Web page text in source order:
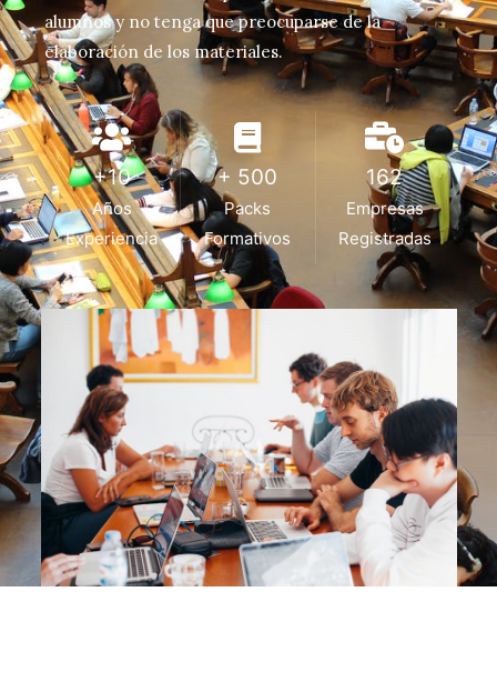
alumnos y no tenga que preocuparse de la
elaboración de los materiales.
+10
Años
Experiencia
+ 500
Packs
Formativos
162
Empresas
Registradas